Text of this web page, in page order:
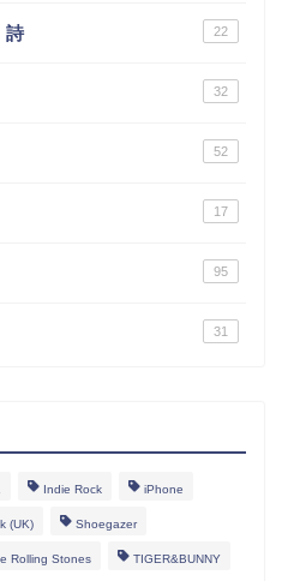
詩 22
32
52
17
95
31
Indie Rock iPhone
(UK) Shoegazer
Rolling Stones TIGER&BUNNY